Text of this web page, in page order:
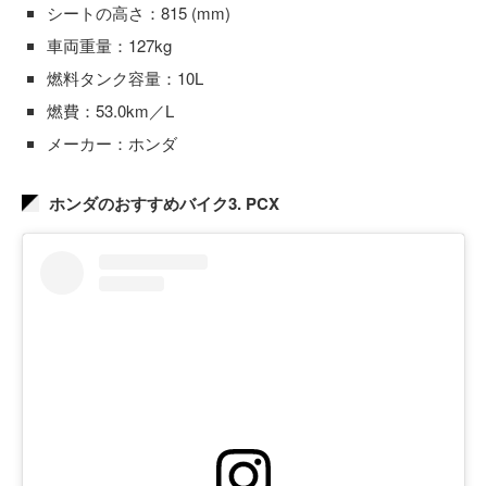
シートの高さ：815 (mm)
車両重量：127kg
燃料タンク容量：10L
燃費：53.0km／L
メーカー：ホンダ
ホンダのおすすめバイク3. PCX